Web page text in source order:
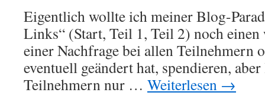
Eigentlich wollte ich meiner Blog-
Links“ (Start, Teil 1, Teil 2) noch
einer Nachfrage bei allen Teilnehmern
eventuell geändert hat, spendieren,
Teilnehmern nur … Weiterlesen →